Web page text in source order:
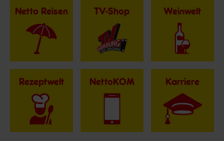
Netto Reisen TV-Shop Weinwelt
Rezeptwelt NettoKOM Karriere